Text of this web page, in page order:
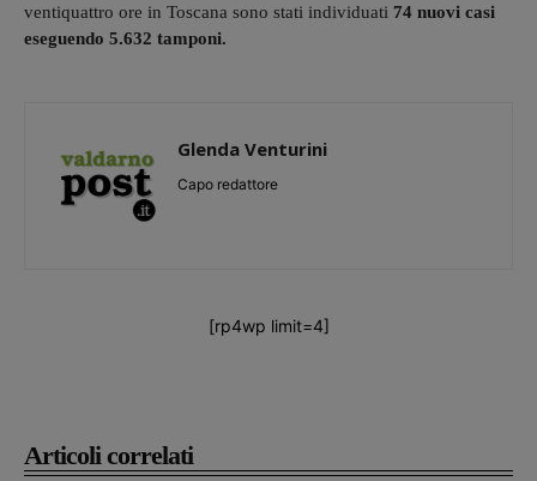
Articoli correlati
ventiquattro ore in Toscana sono stati individuati 74 nuovi casi
eseguendo 5.632 tamponi.
Glenda Venturini
Capo redattore
[rp4wp limit=4]